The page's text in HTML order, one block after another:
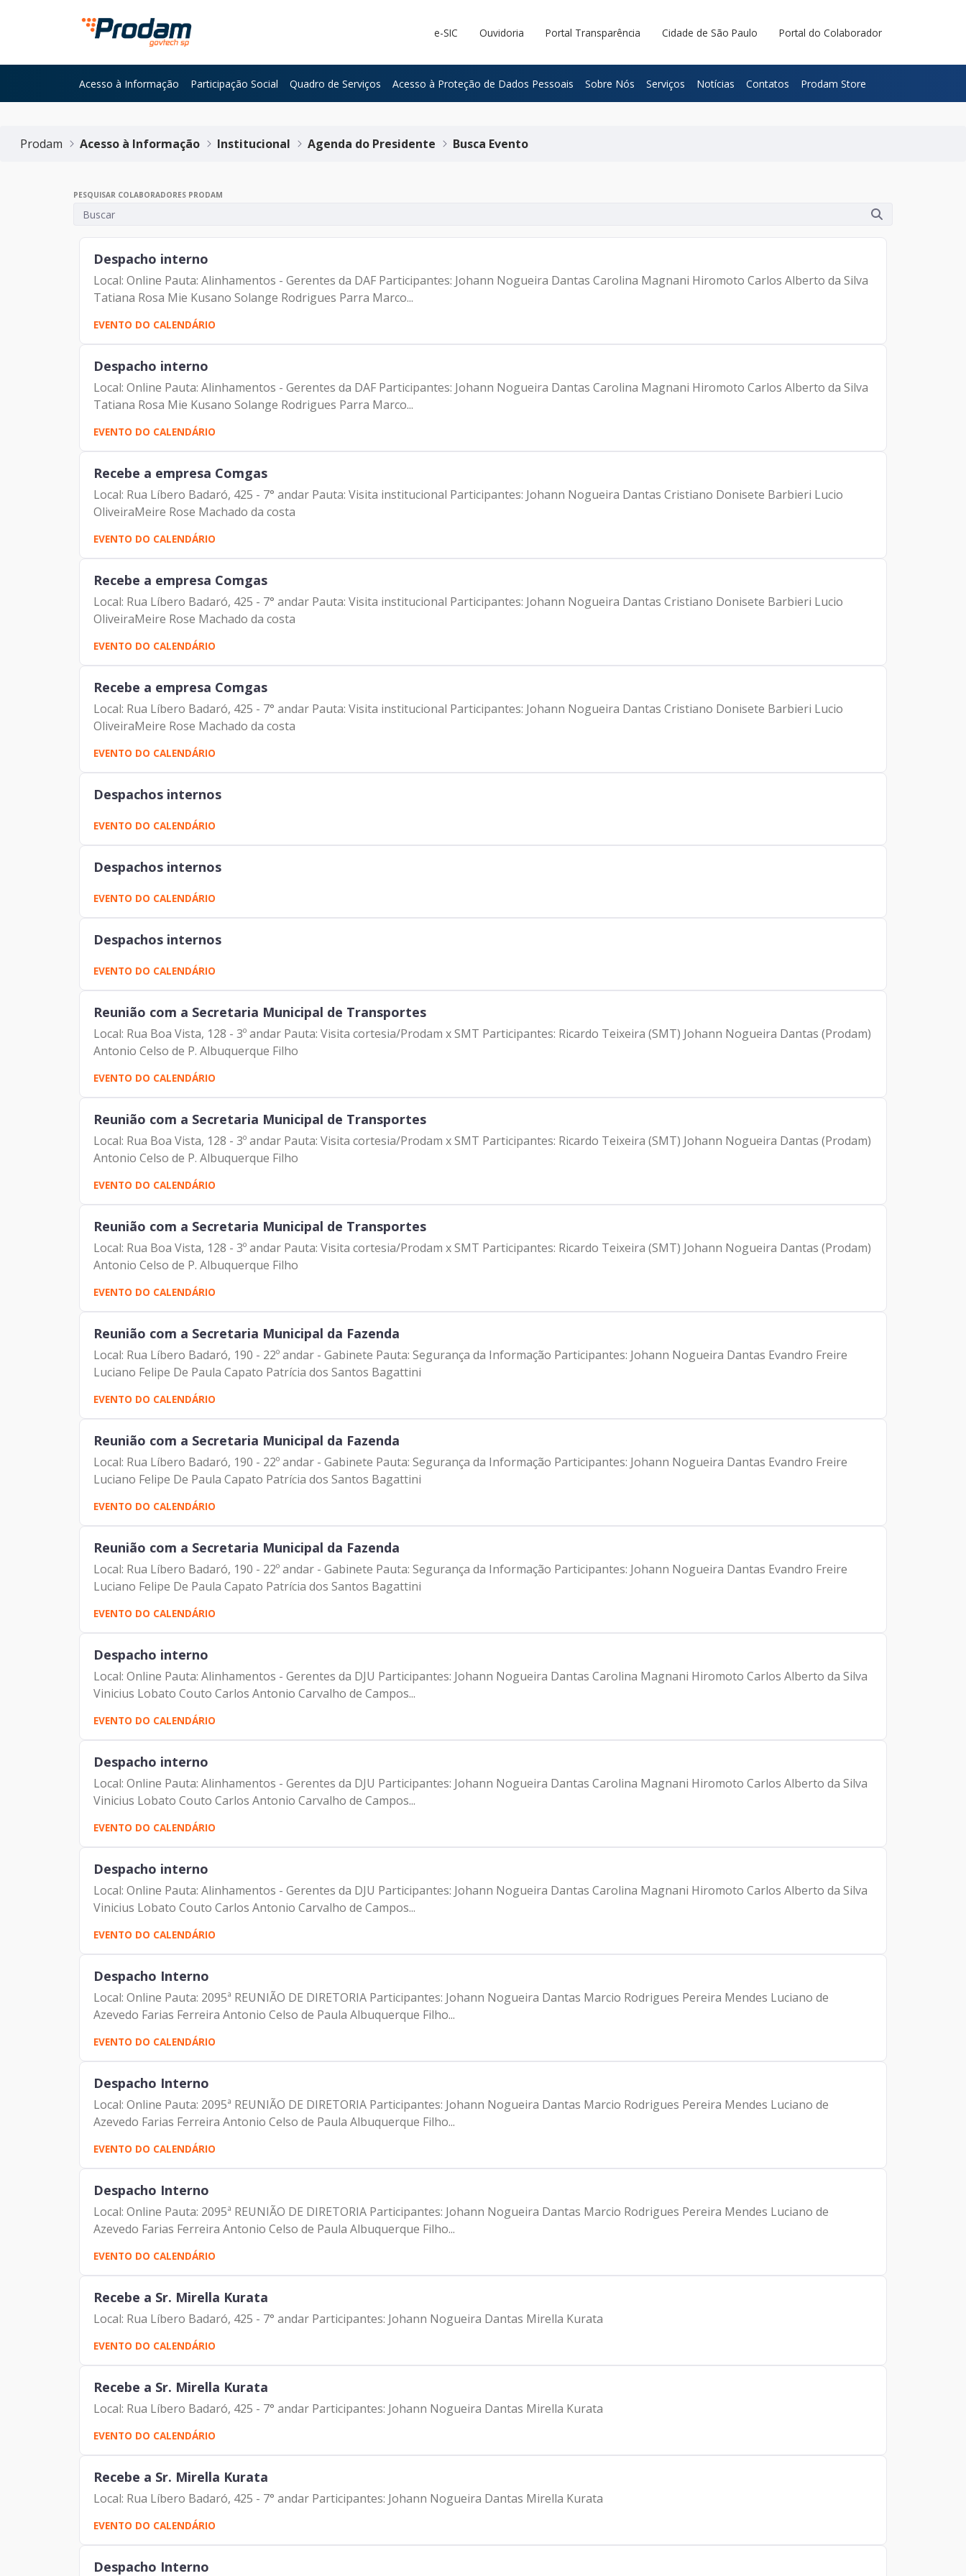
Pular para o Conteúdo principal
e-SIC Ouvidoria Portal Transparência Cidade de São Paulo Portal do Colaborador
Acesso à Informação Participação Social Quadro de Serviços Acesso à Proteção de Dados Pessoais Sobre Nós Serviços Notícias Contatos Prodam Store
Prodam Acesso à Informação Institucional Agenda do Presidente Busca Evento
PESQUISAR COLABORADORES PRODAM
Despacho interno
Local: Online Pauta: Alinhamentos - Gerentes da DAF Participantes: Johann Nogueira Dantas Carolina Magnani Hiromoto Carlos Alberto da Silva
Tatiana Rosa Mie Kusano Solange Rodrigues Parra Marco...
EVENTO DO CALENDÁRIO
Despacho interno
Local: Online Pauta: Alinhamentos - Gerentes da DAF Participantes: Johann Nogueira Dantas Carolina Magnani Hiromoto Carlos Alberto da Silva
Tatiana Rosa Mie Kusano Solange Rodrigues Parra Marco...
EVENTO DO CALENDÁRIO
Recebe a empresa Comgas
Local: Rua Líbero Badaró, 425 - 7° andar Pauta: Visita institucional Participantes: Johann Nogueira Dantas Cristiano Donisete Barbieri Lucio
OliveiraMeire Rose Machado da costa
EVENTO DO CALENDÁRIO
Recebe a empresa Comgas
Local: Rua Líbero Badaró, 425 - 7° andar Pauta: Visita institucional Participantes: Johann Nogueira Dantas Cristiano Donisete Barbieri Lucio
OliveiraMeire Rose Machado da costa
EVENTO DO CALENDÁRIO
Recebe a empresa Comgas
Local: Rua Líbero Badaró, 425 - 7° andar Pauta: Visita institucional Participantes: Johann Nogueira Dantas Cristiano Donisete Barbieri Lucio
OliveiraMeire Rose Machado da costa
EVENTO DO CALENDÁRIO
Despachos internos
EVENTO DO CALENDÁRIO
Despachos internos
EVENTO DO CALENDÁRIO
Despachos internos
EVENTO DO CALENDÁRIO
Reunião com a Secretaria Municipal de Transportes
Local: Rua Boa Vista, 128 - 3º andar Pauta: Visita cortesia/Prodam x SMT Participantes: Ricardo Teixeira (SMT) Johann Nogueira Dantas (Prodam)
Antonio Celso de P. Albuquerque Filho
EVENTO DO CALENDÁRIO
Reunião com a Secretaria Municipal de Transportes
Local: Rua Boa Vista, 128 - 3º andar Pauta: Visita cortesia/Prodam x SMT Participantes: Ricardo Teixeira (SMT) Johann Nogueira Dantas (Prodam)
Antonio Celso de P. Albuquerque Filho
EVENTO DO CALENDÁRIO
Reunião com a Secretaria Municipal de Transportes
Local: Rua Boa Vista, 128 - 3º andar Pauta: Visita cortesia/Prodam x SMT Participantes: Ricardo Teixeira (SMT) Johann Nogueira Dantas (Prodam)
Antonio Celso de P. Albuquerque Filho
EVENTO DO CALENDÁRIO
Reunião com a Secretaria Municipal da Fazenda
Local: Rua Líbero Badaró, 190 - 22º andar - Gabinete Pauta: Segurança da Informação Participantes: Johann Nogueira Dantas Evandro Freire
Luciano Felipe De Paula Capato Patrícia dos Santos Bagattini
EVENTO DO CALENDÁRIO
Reunião com a Secretaria Municipal da Fazenda
Local: Rua Líbero Badaró, 190 - 22º andar - Gabinete Pauta: Segurança da Informação Participantes: Johann Nogueira Dantas Evandro Freire
Luciano Felipe De Paula Capato Patrícia dos Santos Bagattini
EVENTO DO CALENDÁRIO
Reunião com a Secretaria Municipal da Fazenda
Local: Rua Líbero Badaró, 190 - 22º andar - Gabinete Pauta: Segurança da Informação Participantes: Johann Nogueira Dantas Evandro Freire
Luciano Felipe De Paula Capato Patrícia dos Santos Bagattini
EVENTO DO CALENDÁRIO
Despacho interno
Local: Online Pauta: Alinhamentos - Gerentes da DJU Participantes: Johann Nogueira Dantas Carolina Magnani Hiromoto Carlos Alberto da Silva
Vinicius Lobato Couto Carlos Antonio Carvalho de Campos...
EVENTO DO CALENDÁRIO
Despacho interno
Local: Online Pauta: Alinhamentos - Gerentes da DJU Participantes: Johann Nogueira Dantas Carolina Magnani Hiromoto Carlos Alberto da Silva
Vinicius Lobato Couto Carlos Antonio Carvalho de Campos...
EVENTO DO CALENDÁRIO
Despacho interno
Local: Online Pauta: Alinhamentos - Gerentes da DJU Participantes: Johann Nogueira Dantas Carolina Magnani Hiromoto Carlos Alberto da Silva
Vinicius Lobato Couto Carlos Antonio Carvalho de Campos...
EVENTO DO CALENDÁRIO
Despacho Interno
Local: Online Pauta: 2095ª REUNIÃO DE DIRETORIA Participantes: Johann Nogueira Dantas Marcio Rodrigues Pereira Mendes Luciano de
Azevedo Farias Ferreira Antonio Celso de Paula Albuquerque Filho...
EVENTO DO CALENDÁRIO
Despacho Interno
Local: Online Pauta: 2095ª REUNIÃO DE DIRETORIA Participantes: Johann Nogueira Dantas Marcio Rodrigues Pereira Mendes Luciano de
Azevedo Farias Ferreira Antonio Celso de Paula Albuquerque Filho...
EVENTO DO CALENDÁRIO
Despacho Interno
Local: Online Pauta: 2095ª REUNIÃO DE DIRETORIA Participantes: Johann Nogueira Dantas Marcio Rodrigues Pereira Mendes Luciano de
Azevedo Farias Ferreira Antonio Celso de Paula Albuquerque Filho...
EVENTO DO CALENDÁRIO
Recebe a Sr. Mirella Kurata
Local: Rua Líbero Badaró, 425 - 7° andar Participantes: Johann Nogueira Dantas Mirella Kurata
EVENTO DO CALENDÁRIO
Recebe a Sr. Mirella Kurata
Local: Rua Líbero Badaró, 425 - 7° andar Participantes: Johann Nogueira Dantas Mirella Kurata
EVENTO DO CALENDÁRIO
Recebe a Sr. Mirella Kurata
Local: Rua Líbero Badaró, 425 - 7° andar Participantes: Johann Nogueira Dantas Mirella Kurata
EVENTO DO CALENDÁRIO
Despacho Interno